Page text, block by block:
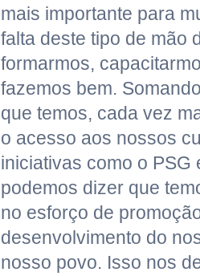
mais importante para
falta deste tipo de mão
formarmos,
fazemos bem.
que temos, cada vez
o acesso aos nossos
iniciativas como o PSG
podemos dizer que
no esforço de
desenvolvimento do
nosso povo. Isso nos